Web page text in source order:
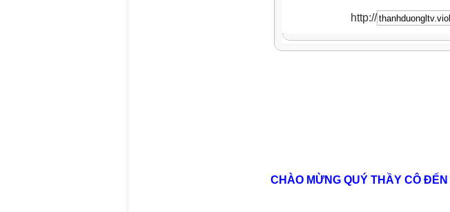
http://
CHÀO MỪNG QUÝ THẦY CÔ